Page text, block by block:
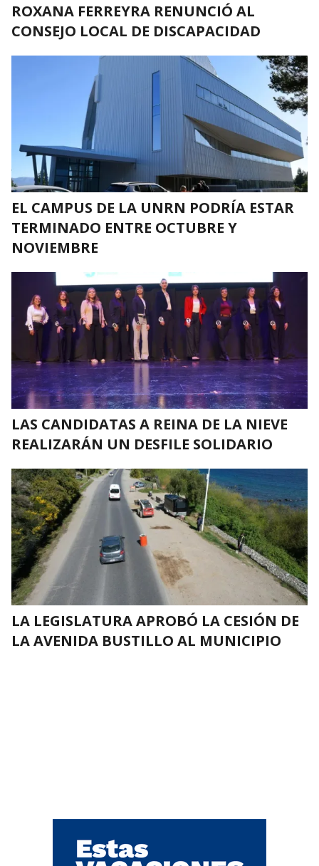
ROXANA FERREYRA RENUNCIÓ AL
CONSEJO LOCAL DE DISCAPACIDAD
EL CAMPUS DE LA UNRN PODRÍA ESTAR
TERMINADO ENTRE OCTUBRE Y
NOVIEMBRE
LAS CANDIDATAS A REINA DE LA NIEVE
REALIZARÁN UN DESFILE SOLIDARIO
LA LEGISLATURA APROBÓ LA CESIÓN DE
LA AVENIDA BUSTILLO AL MUNICIPIO